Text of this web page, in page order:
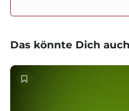
Das könnte Dich